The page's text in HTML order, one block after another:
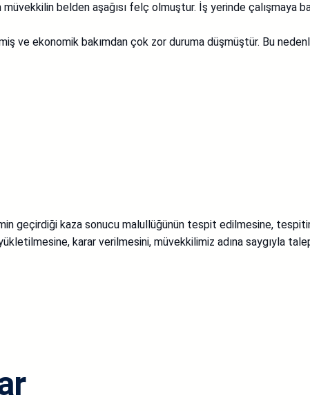
belden aşağısı felç olmuştur. İş yerinde çalışmaya
ve ekonomik bakımdan çok zor duruma düşmüştür. Bu
geçirdiği kaza sonucu malullüğünün tespit edilmesine,
karar verilmesini, müvekkilimiz adına saygıyla